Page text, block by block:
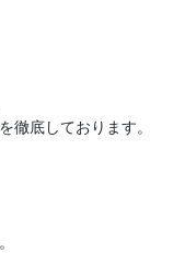
徹底しております。